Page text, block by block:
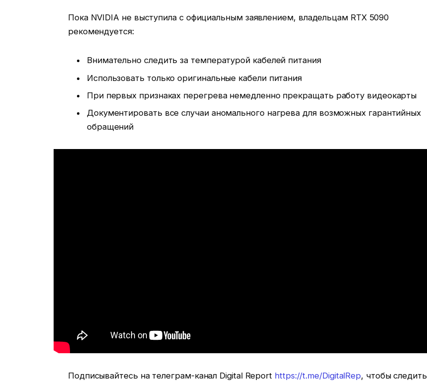
Пока NVIDIA не выступила с официальным заявлением, владельцам RTX 5090
рекомендуется:
Внимательно следить за температурой кабелей питания
Использовать только оригинальные кабели питания
При первых признаках перегрева немедленно прекращать работу видеокарты
Документировать все случаи аномального нагрева для возможных гарантийных
обращений
Подписывайтесь на телеграм-канал Digital Report https://t.me/DigitalRep, чтобы следить